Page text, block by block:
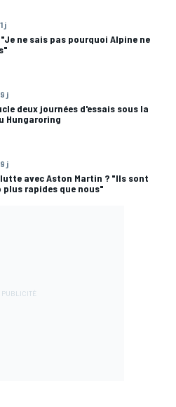
1 j
ne sais pas pourquoi Alpine ne
9 j
deux journées d'essais sous la
Hungaroring
9 j
avec Aston Martin ? "Ils sont
plus rapides que nous"